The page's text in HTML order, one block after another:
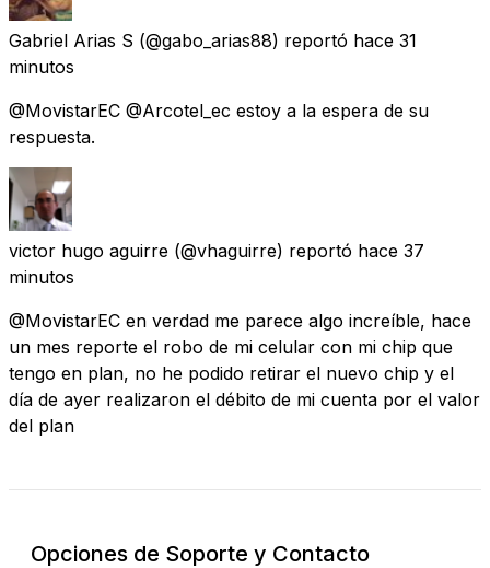
Gabriel Arias S (@gabo_arias88) reportó hace 31
minutos
@MovistarEC @Arcotel_ec estoy a la espera de su
respuesta.
victor hugo aguirre (@vhaguirre) reportó hace 37
minutos
@MovistarEC en verdad me parece algo increíble, hace
un mes reporte el robo de mi celular con mi chip que
tengo en plan, no he podido retirar el nuevo chip y el
día de ayer realizaron el débito de mi cuenta por el valor
del plan
Opciones de Soporte y Contacto